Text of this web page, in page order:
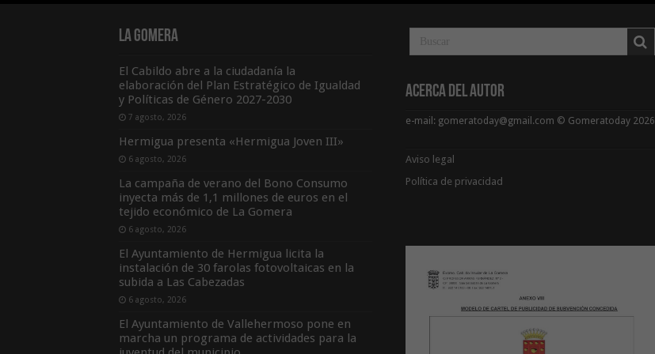
La Gomera
El Cabildo abre a la ciudadanía la
elaboración del Plan Estratégico de Igualdad
y Políticas de Género 2027-2030
7 agosto, 2026
Hermigua presenta «Hermigua Joven III»
6 agosto, 2026
La campaña de verano del Bono Consumo
inyecta más de 1,1 millones de euros en el
tejido económico de La Gomera
6 agosto, 2026
El Ayuntamiento de Hermigua licita la
instalación de 30 farolas fotovoltaicas en la
subida a Las Cabezadas
6 agosto, 2026
El Ayuntamiento de Vallehermoso pone en
marcha un programa de actividades para la
Acerca del Autor
e-mail: gomeratoday@gmail.com © Gomeratoday 2026
Aviso legal
Política de privacidad